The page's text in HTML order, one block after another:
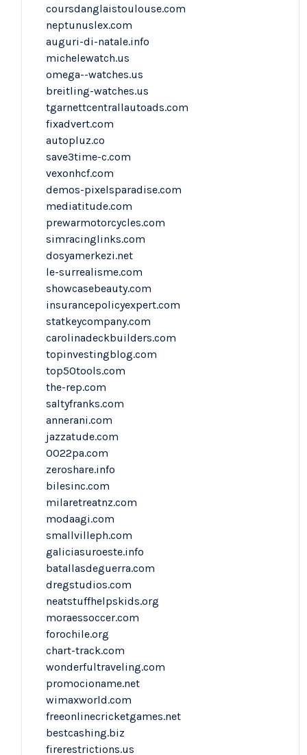
coursdanglaistoulouse.com
neptunuslex.com
auguri-di-natale.info
michelewatch.us
omega--watches.us
breitling-watches.us
tgarnettcentrallautoads.com
fixadvert.com
autopluz.co
save3time-c.com
vexonhcf.com
demos-pixelsparadise.com
mediatitude.com
prewarmotorcycles.com
simracinglinks.com
dosyamerkezi.net
le-surrealisme.com
showcasebeauty.com
insurancepolicyexpert.com
statkeycompany.com
carolinadeckbuilders.com
topinvestingblog.com
top50tools.com
the-rep.com
saltyfranks.com
annerani.com
jazzatude.com
0022pa.com
zeroshare.info
bilesinc.com
milaretreatnz.com
modaagi.com
smallvilleph.com
galiciasuroeste.info
batallasdeguerra.com
dregstudios.com
neatstuffhelpskids.org
moraessoccer.com
forochile.org
chart-track.com
wonderfultraveling.com
promocioname.net
wimaxworld.com
freeonlinecricketgames.net
bestcashing.biz
firerestrictions.us